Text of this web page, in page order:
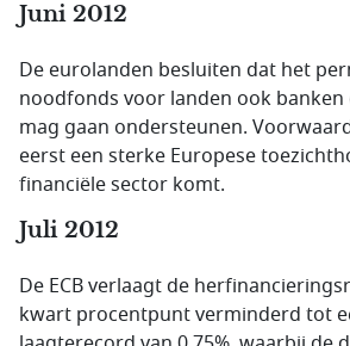
Juni 2012
De eurolanden besluiten dat het
noodfonds voor landen ook
mag gaan ondersteunen.
eerst een sterke Europese
financiële sector komt.
Juli 2012
De ECB verlaagt de
kwart procentpunt verminderd tot